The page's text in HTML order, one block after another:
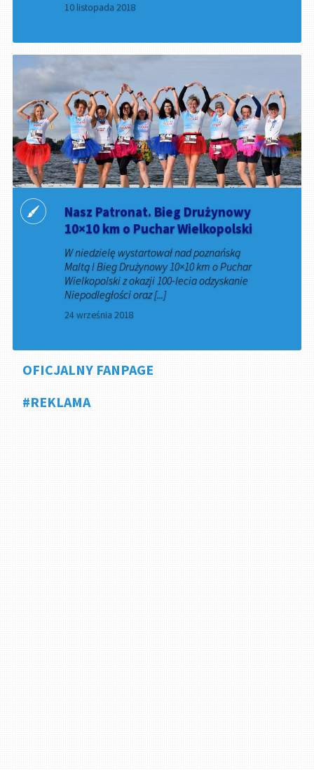
10 listopada 2018
Nasz Patronat. Bieg Drużynowy
10×10 km o Puchar Wielkopolski
W niedzielę wystartował nad poznańską
Maltą I Bieg Drużynowy 10×10 km o Puchar
Wielkopolski z okazji 100-lecia odzyskanie
Niepodległości oraz [...]
24 września 2018
OFICJALNY FANPAGE
#REKLAMA